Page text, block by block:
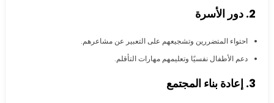
2. دور الأسرة
احتواء المتضررين وتشجيعهم على التعبير عن مشاعرهم.
دعم الأطفال نفسيًا وتعليمهم مهارات التأقلم.
3. إعادة بناء المجتمع